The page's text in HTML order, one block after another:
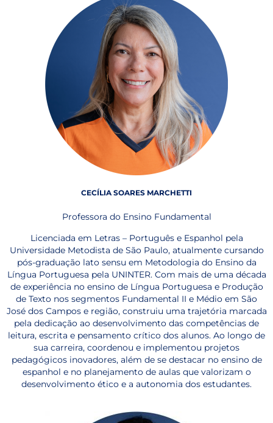
CECÍLIA SOARES MARCHETTI
Professora do Ensino Fundamental
Licenciada em Letras – Português e Espanhol pela
Universidade Metodista de São Paulo, atualmente cursando
pós-graduação lato sensu em Metodologia do Ensino da
Língua Portuguesa pela UNINTER. Com mais de uma década
de experiência no ensino de Língua Portuguesa e Produção
de Texto nos segmentos Fundamental II e Médio em São
José dos Campos e região, construiu uma trajetória marcada
pela dedicação ao desenvolvimento das competências de
leitura, escrita e pensamento crítico dos alunos. Ao longo de
sua carreira, coordenou e implementou projetos
pedagógicos inovadores, além de se destacar no ensino de
espanhol e no planejamento de aulas que valorizam o
desenvolvimento ético e a autonomia dos estudantes.